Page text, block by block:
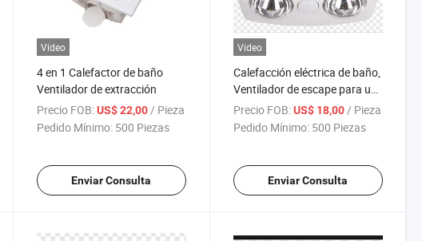
Vídeo
4 en 1 Calefactor de baño
Ventilador de extracción
Precio FOB: US$ 22,00 / Pieza
Pedido Mínimo: 500 Piezas
Enviar Consulta
Vídeo
Calefacción eléctrica de baño,
Ventilador de escape para uso
doméstico
Precio FOB: US$ 18,00 / Pieza
Pedido Mínimo: 500 Piezas
Enviar Consulta